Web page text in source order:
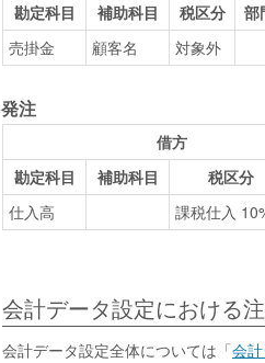
勘定科目
補助科目 税区分 部
売掛金
顧客名 対象外
発注
借方
勘定科目
補助科目 税区分
仕入高
課税仕入
会計データ設定における
会計データ設定全体については「会